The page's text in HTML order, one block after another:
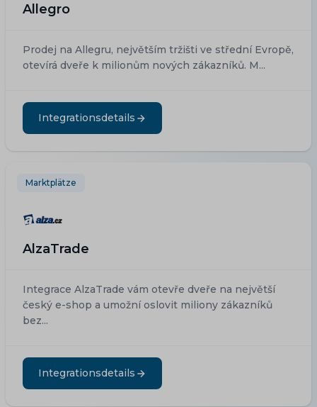
Allegro
Prodej na Allegru, největším tržišti ve střední Evropě,
otevírá dveře k milionům nových zákazníků. M...
Integrationsdetails
Marktplätze
AlzaTrade
Integrace AlzaTrade vám otevře dveře na největší
český e-shop a umožní oslovit miliony zákazníků
bez...
Integrationsdetails